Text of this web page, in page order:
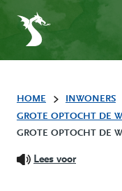
HOME INWONERS
GROTE OPTOCHT DE
GROTE OPTOCHT DE
Lees voor